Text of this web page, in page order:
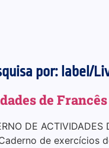
por: label/
de
DE
de exercícios